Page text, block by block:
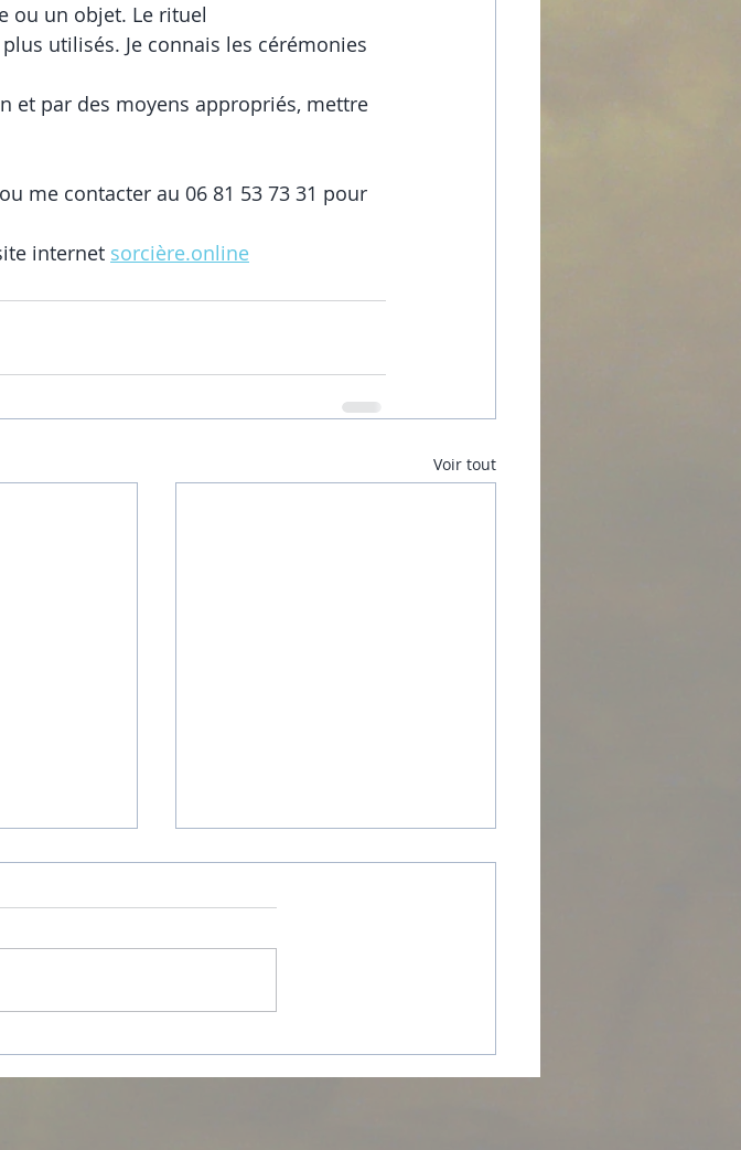
ou un objet. Le rituel
utilisés. Je connais les cérémonies
et par des moyens appropriés, mettre
me contacter au 06 81 53 73 31 pour
internet sorcière.online
Voir tout
personne